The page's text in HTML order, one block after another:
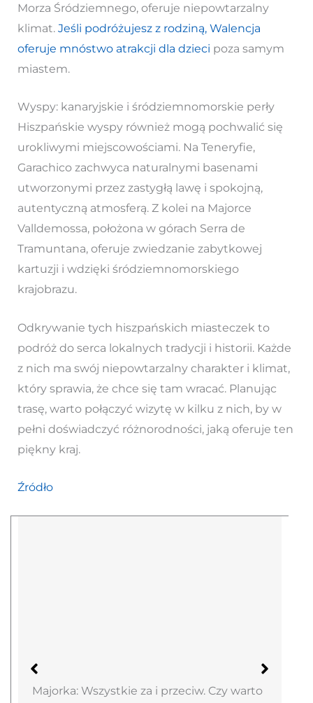
Morza Śródziemnego, oferuje niepowtarzalny
klimat. Jeśli podróżujesz z rodziną, Walencja
oferuje mnóstwo atrakcji dla dzieci poza samym
miastem.
Wyspy: kanaryjskie i śródziemnomorskie perły
Hiszpańskie wyspy również mogą pochwalić się
urokliwymi miejscowościami. Na Teneryfie,
Garachico zachwyca naturalnymi basenami
utworzonymi przez zastygłą lawę i spokojną,
autentyczną atmosferą. Z kolei na Majorce
Valldemossa, położona w górach Serra de
Tramuntana, oferuje zwiedzanie zabytkowej
kartuzji i wdzięki śródziemnomorskiego
krajobrazu.
Odkrywanie tych hiszpańskich miasteczek to
podróż do serca lokalnych tradycji i historii. Każde
z nich ma swój niepowtarzalny charakter i klimat,
który sprawia, że chce się tam wracać. Planując
trasę, warto połączyć wizytę w kilku z nich, by w
pełni doświadczyć różnorodności, jaką oferuje ten
piękny kraj.
Źródło
Majorka: Wszystkie za i przeciw. Czy warto